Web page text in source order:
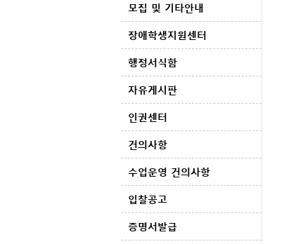
모집 및 기타안내
장애학생지원센터
행정서식함
자유게시판
인권센터
건의사항
수업운영 건의사항
입찰공고
증명서발급